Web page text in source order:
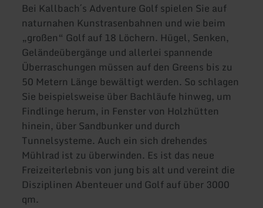
Bei Kallbach´s Adventure Golf spielen Sie auf
naturnahen Kunstrasenbahnen und wie beim
„großen“ Golf auf 18 Löchern. Hügel, Senken,
Geländeübergänge und allerlei spannende
Überraschungen müssen auf den Greens bis zu
50 Metern Länge bewältigt werden. So schlagen
Sie beispielsweise über Bachläufe hinweg, um
Findlinge herum, in Fenster von Holzhütten
hinein, über Sandbunker und durch
Tunnelsysteme. Auch ein sich drehendes
Mühlrad ist zu überwinden. Es ist das neue
Freizeiterlebnis von jung bis alt und vereint die
Disziplinen Abenteuer und Golf auf über 3000
qm.